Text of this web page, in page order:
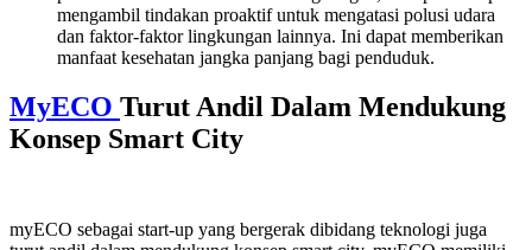
mengambil tindakan proaktif untuk mengatasi polusi udara
dan faktor-faktor lingkungan lainnya. Ini dapat memberikan
manfaat kesehatan jangka panjang bagi penduduk.
MyECO Turut Andil Dalam Mendukung
Konsep Smart City
myECO sebagai start-up yang bergerak dibidang teknologi juga